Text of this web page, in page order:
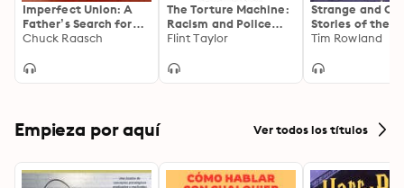
Imperfect Union: A
Father’s Search for
His Son in the
Battle of Gettysburg
Chuck Raasch
The Torture Machine:
Racism and Police
Violence in Chicago
Flint Taylor
Strange and
Stories of the
Revolutionary
Tim Rowland
Empieza por aquí Ver todos los títulos